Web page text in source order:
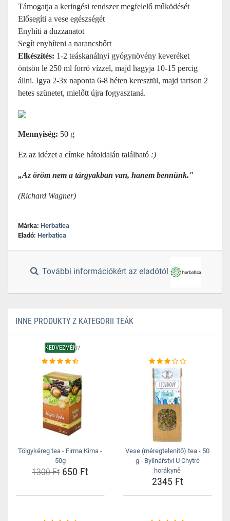
Támogatja a keringési rendszer megfelelő működését
Elősegíti a vese egészségét
Enyhíti a duzzanatot
Segít enyhíteni a narancsbőrt
Elkészítés: 1-2 teáskanálnyi gyógynövény keveréket
öntsön le 250 ml forró vízzel, majd hagyja 10-15 percig
állni. Igya 2-3x naponta 6-8 héten keresztül, majd tartson 2
hetes szünetet, mielőtt újra fogyasztaná.
Mennyiség: 50 g
Ez az idézet a címke hátoldalán található :)
„Az öröm nem a tárgyakban van, hanem bennünk."
(Richard Wagner)
Márka: Herbatica
Eladó: Herbatica
További információkért az eladótól
INNE PRODUKTY Z KATEGORII TEÁK
KEDVEZMÉNY
Tölgykéreg tea - Firma Kima -
50g
1300 Ft 650 Ft
Vese (méregtelenítő) tea - 50
g - Bylinářství U Chytré
horákyně
2345 Ft